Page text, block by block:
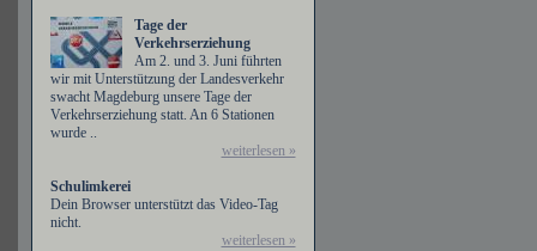
Tage der
Verkehrserziehung
Am 2. und 3. Juni führten
wir mit Unterstützung der Landesverkehr
swacht Magdeburg unsere Tage der
Verkehrserziehung statt. An 6 Stationen
wurde ..
weiterlesen »
Schulimkerei
Dein Browser unterstützt das Video-Tag
nicht.
weiterlesen »